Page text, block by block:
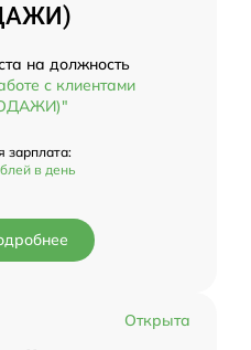
на должность
с клиентами
зарплата:
в день
Открыта